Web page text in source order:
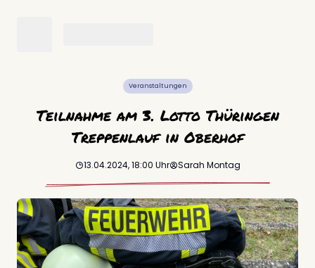
Veranstaltungen
Teilnahme am 3. Lotto Thüringen
Treppenlauf in Oberhof
13.04.2024, 18:00 Uhr Sarah Montag